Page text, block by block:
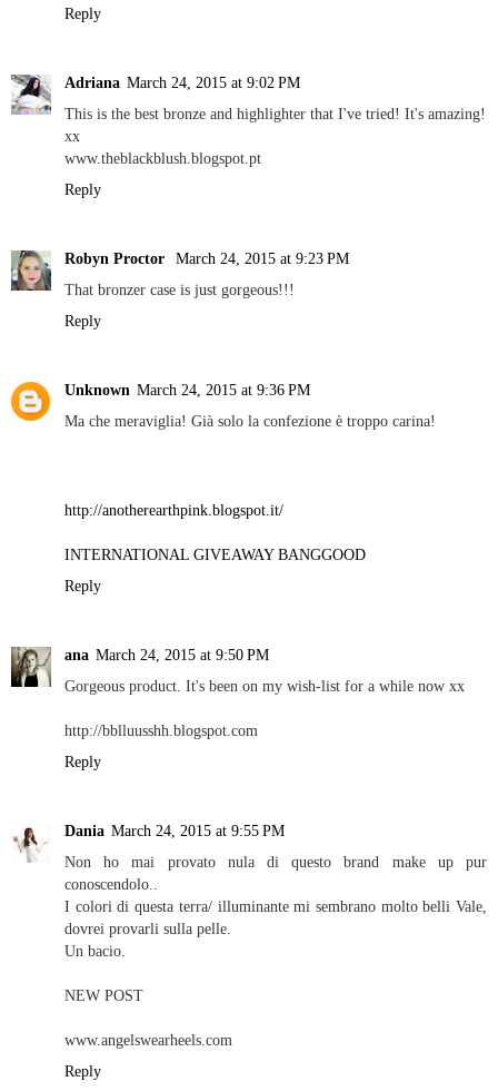
Reply
Adriana March 24, 2015 at 9:02 PM
This is the best bronze and highlighter that I've tried! It's amazing!
xx
www.theblackblush.blogspot.pt
Reply
Robyn Proctor
March 24, 2015 at 9:23 PM
That bronzer case is just gorgeous!!!
Reply
Unknown March 24, 2015 at 9:36 PM
Ma che meraviglia! Già solo la confezione è troppo carina!
http://anotherearthpink.blogspot.it/
INTERNATIONAL GIVEAWAY BANGGOOD
Reply
ana March 24, 2015 at 9:50 PM
Gorgeous product. It's been on my wish-list for a while now xx
http://bblluusshh.blogspot.com
Reply
Dania March 24, 2015 at 9:55 PM
Non ho mai provato nula di questo brand make up pur
conoscendolo..
I colori di questa terra/ illuminante mi sembrano molto belli Vale,
dovrei provarli sulla pelle.
Un bacio.
NEW POST
www.angelswearheels.com
Reply